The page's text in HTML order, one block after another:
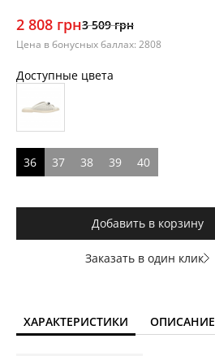
Доступные цвета
36 37 38 39 40
2 808 грн3 509 грн
Цена в бонусных баллах: 2808
Добавить в корзину
Заказать в один клик
ХАРАКТЕРИСТИКИ ОПИСАНИЕ